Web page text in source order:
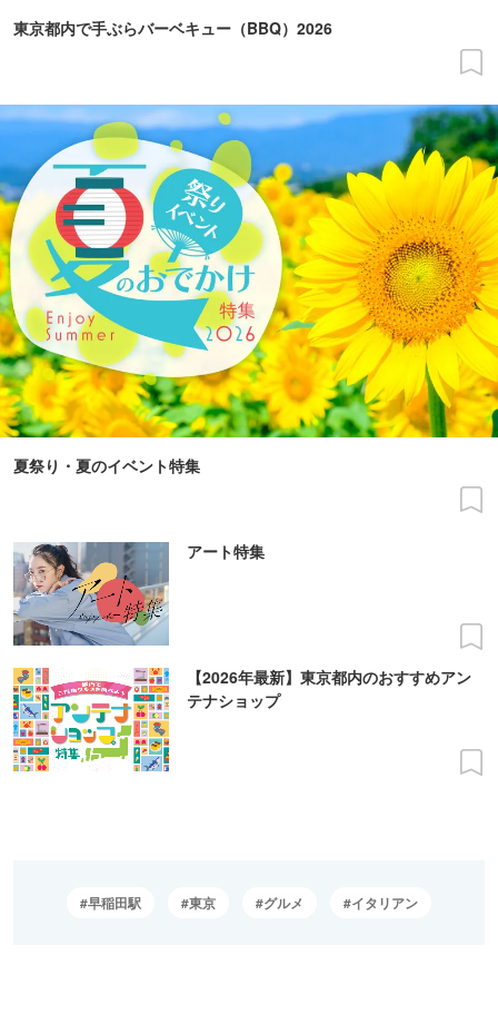
東京都内で手ぶらバーベキュー（BBQ）2026
夏祭り・夏のイベント特集
アート特集
【2026年最新】東京都内のおすすめアン
テナショップ
早稲田駅 東京 グルメ イタリアン